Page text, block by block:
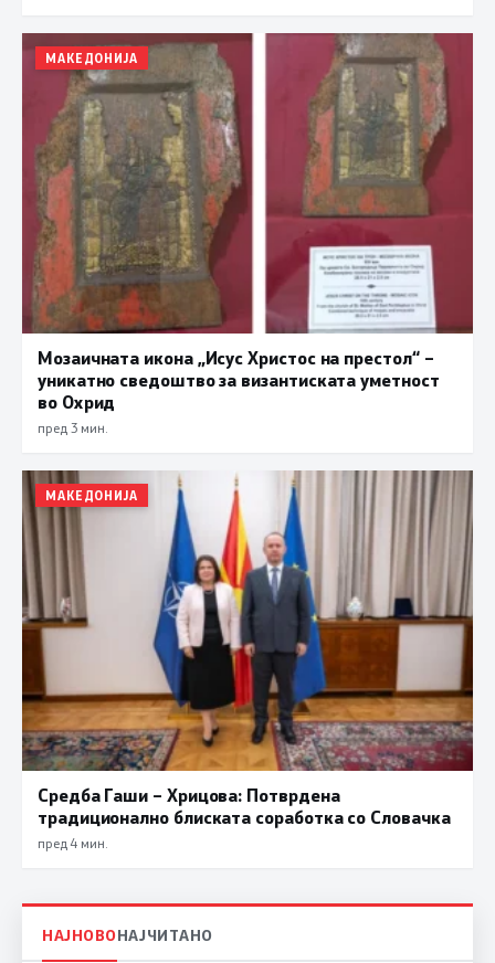
МАКЕДОНИЈА
Мозаичната икона „Исус Христос на престол“ –
уникатно сведоштво за византиската уметност
во Охрид
пред 3 мин.
МАКЕДОНИЈА
Средба Гаши – Хрицова: Потврдена
традиционално блиската соработка со Словачка
пред 4 мин.
НАЈНОВОНАЈЧИТАНО